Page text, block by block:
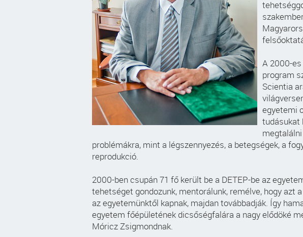
A 2000-
program
Scientia
egyetemi
tudásukat
problémákra, mint a légszennyezés, a betegségek, a
reprodukció.
2000-ben csupán 71 fő került be a DETEP-be az
tehetséget gondozunk, mentorálunk, remélve, hogy azt
az egyetemünktől kapnak, majdan továbbadják. Így
egyetem főépületének dicsőségfalára a nagy elődöké
Móricz Zsigmondnak.